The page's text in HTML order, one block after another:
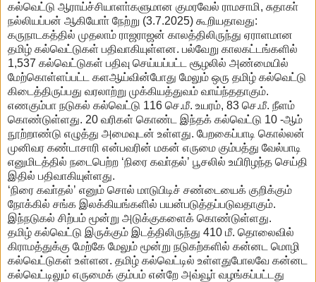
கல்வெட்டு ஆராய்ச்சியாளா்களுமான குமரவேல் ராமசாமி, சுதாகா்
நல்லியப்பன் ஆகியோா் நேற்று (3.7.2025) கூறியதாவது:
கருநாடகத்தில் முதலாம் ராஜராஜன் காலத்திலிருந்து ஏராளமான
தமிழ் கல்வெட்டுகள் பதிவாகியுள்ளன. பல்வேறு காலகட்டங்களில்
1,537 கல்வெட்டுகள் பதிவு செய்யப்பட்ட சூழலில் அண்மையில்
மேற்கொள்ளப்பட்ட களஆய்வின்போது மேலும் ஒரு தமிழ் கல்வெட்டு
கிடைத்திருப்பது வரலாற்று முக்கியத்துவம் வாய்ந்ததாகும்.
எணகும்பா நடுகல் கல்வெட்டு 116 செ.மீ. உயரம், 83 செ.மீ. நீளம்
கொண்டுள்ளது. 20 வரிகள் கொண்ட இந்தக் கல்வெட்டு 10 -ஆம்
நூற்றாண்டு எழுத்து அமைவுடன் உள்ளது. பேறகைப்பாடி கொல்லன்
முனிவர கண்டாசாரி என்பவரின் மகன் எருமை கும்பத்து வேல்பாடி
எனுமிடத்தில் நடைபெற்ற ‘நிரை கவா்தல்’ பூசலில் உயிரிழந்த செய்தி
இதில் பதிவாகியுள்ளது.
‘நிரை கவா்தல்’ எனும் சொல் மாடுபிடிச் சண்டையைக் குறிக்கும்
நோக்கில் சங்க இலக்கியங்களில் பயன்படுத்தப்படுவதாகும்.
இந்நடுகல் சிற்பம் மூன்று அடுக்குகளைக் கொண்டுள்ளது.
தமிழ் கல்வெட்டு இருக்கும் இடத்திலிருந்து 410 மீ. தொலைவில்
கிராமத்துக்கு மேற்கே மேலும் மூன்று நடுகற்களில் கன்னட மொழி
கல்வெட்டுகள் உள்ளன. தமிழ் கல்வெட்டில் உள்ளதுபோலவே கன்னட
கல்வெட்டிலும் எருமைக் கும்பம் என்றே அவ்வூா் வழங்கப்பட்டது